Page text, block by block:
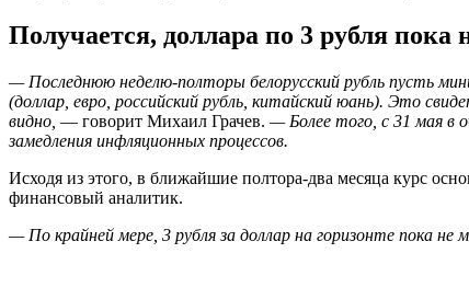
Получается, доллара по 3 рубля пока
— Последнюю неделю-полторы белорусский рубль пусть
(доллар, евро, российский рубль, китайский юань). Это
видно, — говорит Михаил Грачев. — Более того, с 31 мая в
замедления инфляционных процессов.
Исходя из этого, в ближайшие полтора-два месяца курс
финансовый аналитик.
— По крайней мере, 3 рубля за доллар на горизонте пока